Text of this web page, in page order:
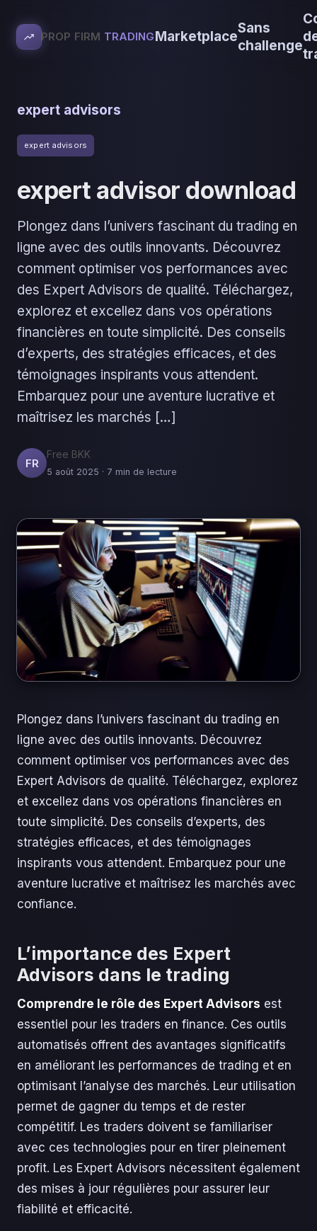
PROP FIRM TRADINGMarketplace
Sans
challenge
expert advisors
expert advisors
expert advisor download
Plongez dans l’univers fascinant du trading en
ligne avec des outils innovants. Découvrez
comment optimiser vos performances avec
des Expert Advisors de qualité. Téléchargez,
explorez et excellez dans vos opérations
financières en toute simplicité. Des conseils
d’experts, des stratégies efficaces, et des
témoignages inspirants vous attendent.
Embarquez pour une aventure lucrative et
maîtrisez les marchés […]
FR
Free BKK
5 août 2025 · 7 min de lecture
Plongez dans l’univers fascinant du trading en
ligne avec des outils innovants. Découvrez
comment optimiser vos performances avec des
Expert Advisors de qualité. Téléchargez, explorez
et excellez dans vos opérations financières en
toute simplicité. Des conseils d’experts, des
stratégies efficaces, et des témoignages
inspirants vous attendent. Embarquez pour une
aventure lucrative et maîtrisez les marchés avec
confiance.
L’importance des Expert
Advisors dans le trading
Comprendre le rôle des Expert Advisors est
essentiel pour les traders en finance. Ces outils
automatisés offrent des avantages significatifs
en améliorant les performances de trading et en
optimisant l’analyse des marchés. Leur utilisation
permet de gagner du temps et de rester
compétitif. Les traders doivent se familiariser
avec ces technologies pour en tirer pleinement
profit. Les Expert Advisors nécessitent également
des mises à jour régulières pour assurer leur
fiabilité et efficacité.